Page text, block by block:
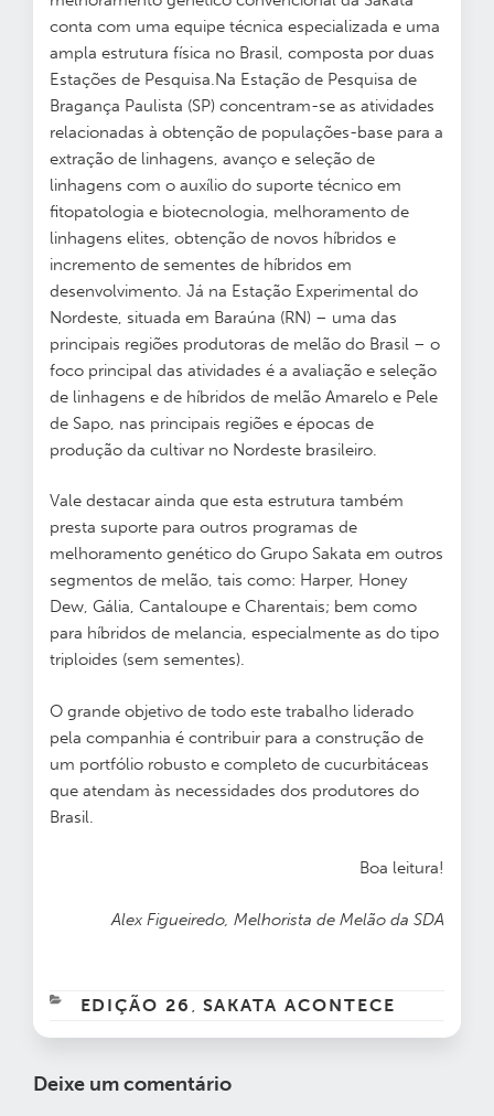
conta com uma equipe técnica especializada e uma
ampla estrutura física no Brasil, composta por duas
Estações de Pesquisa.Na Estação de Pesquisa de
Bragança Paulista (SP) concentram-se as atividades
relacionadas à obtenção de populações-base para a
extração de linhagens, avanço e seleção de
linhagens com o auxílio do suporte técnico em
fitopatologia e biotecnologia, melhoramento de
linhagens elites, obtenção de novos híbridos e
incremento de sementes de híbridos em
desenvolvimento. Já na Estação Experimental do
Nordeste, situada em Baraúna (RN) – uma das
principais regiões produtoras de melão do Brasil – o
foco principal das atividades é a avaliação e seleção
de linhagens e de híbridos de melão Amarelo e Pele
de Sapo, nas principais regiões e épocas de
produção da cultivar no Nordeste brasileiro.
Vale destacar ainda que esta estrutura também
presta suporte para outros programas de
melhoramento genético do Grupo Sakata em outros
segmentos de melão, tais como: Harper, Honey
Dew, Gália, Cantaloupe e Charentais; bem como
para híbridos de melancia, especialmente as do tipo
triploides (sem sementes).
O grande objetivo de todo este trabalho liderado
pela companhia é contribuir para a construção de
um portfólio robusto e completo de cucurbitáceas
que atendam às necessidades dos produtores do
Brasil.
Boa leitura!
Alex Figueiredo, Melhorista de Melão da SDA
CATEGORIAS
EDIÇÃO 26 , SAKATA ACONTECE
Deixe um comentário